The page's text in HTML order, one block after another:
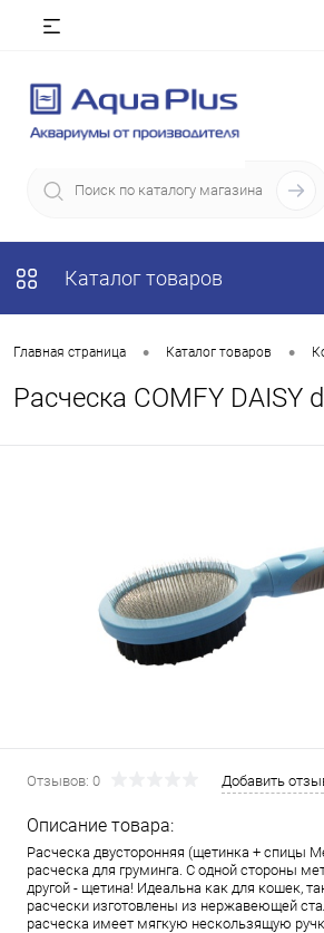
Каталог товаров
Главная страница • Каталог товаров •
Расческа COMFY DAISY
Отзывов: 0 Добавить
Описание товара:
Расческа двусторонняя (щетинка + спицы
расческа для груминга. С одной стороны
другой - щетина! Идеальна как для кошек,
расчески изготовлены из нержавеющей
расческа имеет мягкую нескользящую